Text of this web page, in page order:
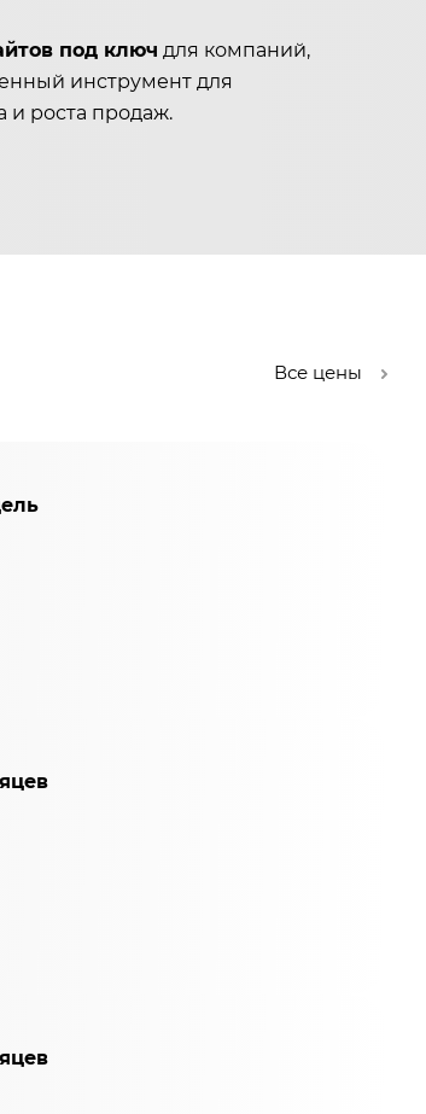
под ключ для компаний,
инструмент для
и роста продаж.
Все цены